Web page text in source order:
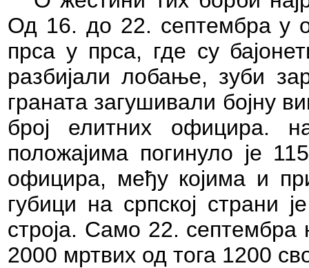
Од 16. до 22. септембра у
прса у прса, где су
разбијали лобање, зуби
граната загушивали бојну
број елитних официра.
положајима погинуло је
официра, међу којима и
губици на српској страни
строја. Само 22. септембра
2000 мртвих од тога 1200